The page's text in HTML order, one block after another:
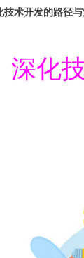
技术开发的路径
深化